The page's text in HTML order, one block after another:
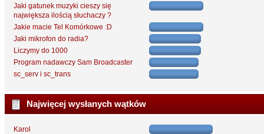
Jaki gatunek muzyki cieszy się
największa ilością słuchaczy ?
Jakie macie Tel Komórkowe :D
Jaki mikrofon do radia?
Liczymy do 1000
Program nadawczy Sam Broadcaster
sc_serv i sc_trans
Najwięcej wysłanych wątków
Karol